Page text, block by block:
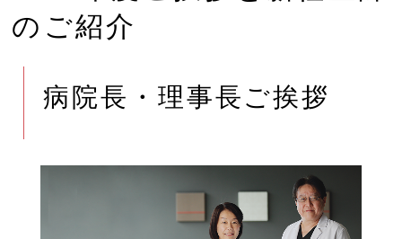
のご紹介
病院長・理事長ご挨拶